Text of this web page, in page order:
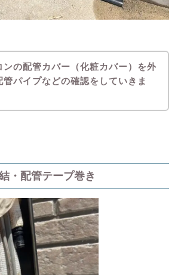
ンの配管カバー（化粧カバー）を外
管パイプなどの確認をしていきま
・配管テープ巻き